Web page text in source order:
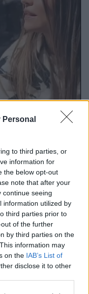
Personal
to third parties, or
information for
the below opt-out
note that after your
continue seeing
information utilized by
third parties prior to
of the further
by third parties on the
information may
on the IAB’s List of
disclose it to other
που της